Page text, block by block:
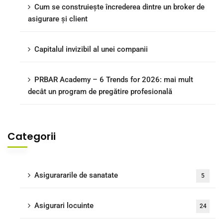
Cum se construiește încrederea dintre un broker de
asigurare și client
Capitalul invizibil al unei companii
PRBAR Academy – 6 Trends for 2026: mai mult
decât un program de pregătire profesională
Categorii
Asigurararile de sanatate 5
Asigurari locuinte 24